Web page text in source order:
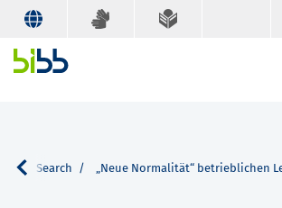
Search „Neue Normalität“ betrieblichen